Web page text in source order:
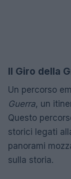
Il Giro della
Un percorso
Guerra, un
Questo
storici legati
panorami
sulla storia.